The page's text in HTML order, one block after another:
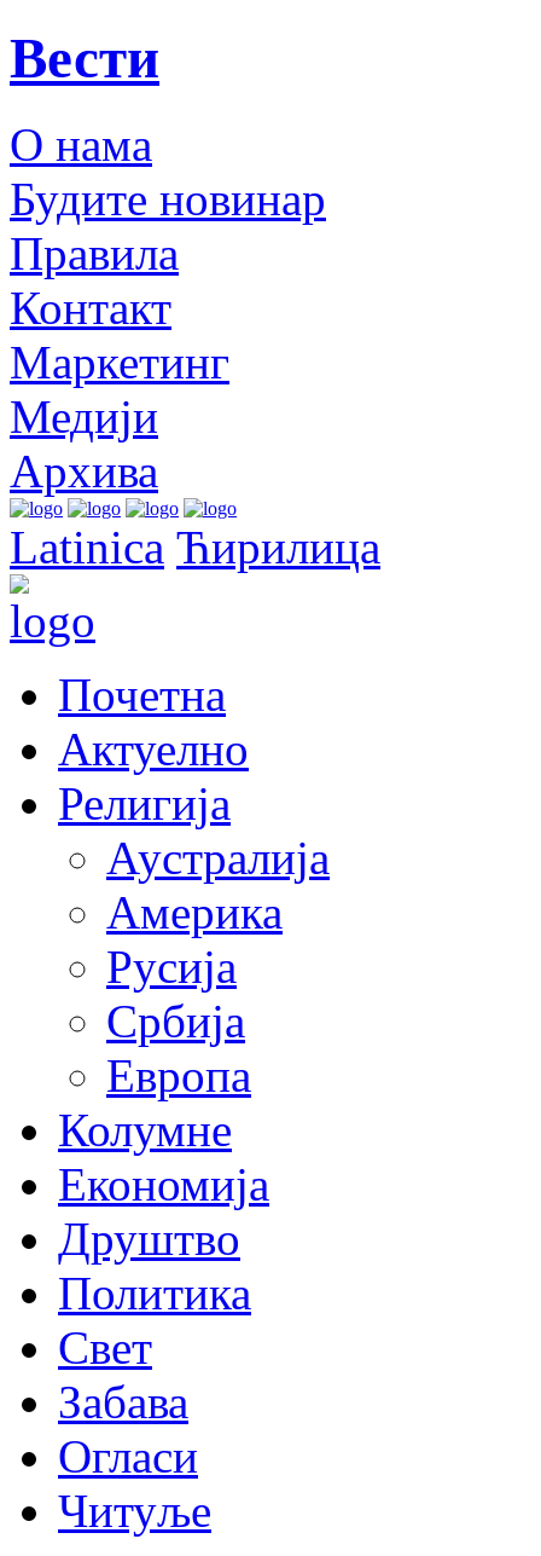
Вести
О нама
Будите новинар
Правила
Контакт
Маркетинг
Медији
Архива
Latinica Ћирилица
Почетна
Актуелно
Религија
Аустралија
Америка
Русија
Србија
Европа
Колумне
Економија
Друштво
Политика
Свет
Забава
Огласи
Читуље